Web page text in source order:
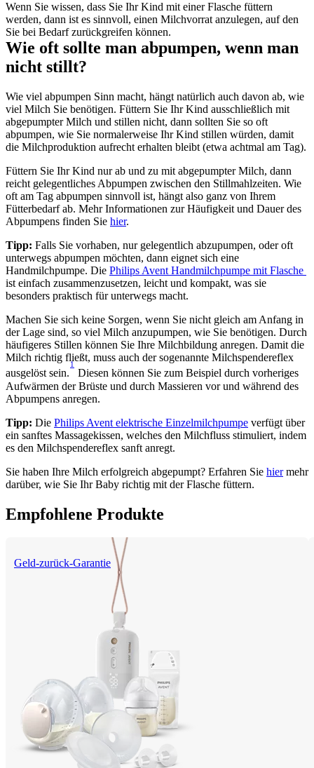
Wenn Sie wissen, dass Sie Ihr Kind mit einer Flasche füttern
werden, dann ist es sinnvoll, einen Milchvorrat anzulegen, auf den
Sie bei Bedarf zurückgreifen können.
Wie oft sollte man abpumpen, wenn man
nicht stillt?
Wie viel abpumpen Sinn macht, hängt natürlich auch davon ab, wie
viel Milch Sie benötigen. Füttern Sie Ihr Kind ausschließlich mit
abgepumpter Milch und stillen nicht, dann sollten Sie so oft
abpumpen, wie Sie normalerweise Ihr Kind stillen würden, damit
die Milchproduktion aufrecht erhalten bleibt (etwa achtmal am Tag).
Füttern Sie Ihr Kind nur ab und zu mit abgepumpter Milch, dann
reicht gelegentliches Abpumpen zwischen den Stillmahlzeiten. Wie
oft am Tag abpumpen sinnvoll ist, hängt also ganz von Ihrem
Fütterbedarf ab. Mehr Informationen zur Häufigkeit und Dauer des
Abpumpens finden Sie hier.
Tipp: Falls Sie vorhaben, nur gelegentlich abzupumpen, oder oft
unterwegs abpumpen möchten, dann eignet sich eine
Handmilchpumpe. Die
ist einfach zusammenzusetzen, leicht und kompakt, was sie
besonders praktisch für unterwegs macht.
Machen Sie sich keine Sorgen, wenn Sie nicht gleich am Anfang in
der Lage sind, so viel Milch anzupumpen, wie Sie benötigen. Durch
häufigeres Stillen können Sie Ihre Milchbildung anregen. Damit die
Milch richtig fließt, muss auch der sogenannte Milchspendereflex
ausgelöst sein.
1
Diesen können Sie zum Beispiel durch vorheriges
Aufwärmen der Brüste und durch Massieren vor und während des
Abpumpens anregen.
Tipp: Die Philips Avent elektrische Einzelmilchpumpe verfügt über
ein sanftes Massagekissen, welches den Milchfluss stimuliert, indem
es den Milchspendereflex sanft anregt.
Sie haben Ihre Milch erfolgreich abgepumpt? Erfahren Sie hier mehr
darüber, wie Sie Ihr Baby richtig mit der Flasche füttern.
Empfohlene Produkte
Geld-zurück-Garantie